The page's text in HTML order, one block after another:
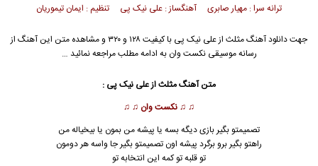
ترانه سرا : مهیار صابری آهنگساز : علی نیک پی تنظیم : ایمان تیموریان
جهت دانلود آهنگ مثلث ازعلی نیک پی
با کیفیت ۱۲۸ و ۳۲۰ و مشاهده متن این آهنگ از
رسانه موسیقی نکست وان به ادامه مطلب مراجعه نمائید …
متن آهنگ مثلث ازعلی نیک پی :
♫ ♫ نکست وان ♫ ♫
تصمیمتو بگیر بازی دیگه بسه یا پیشه من بمون یا بیخیاله من
راهتو بگیر برو برگرد پیشه اون تصمیمتو بگیر جا واسه هر دومون
تو قلبه تو کمه این انتخابه تو